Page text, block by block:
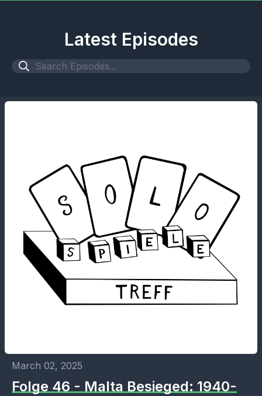
Latest Episodes
March 02, 2025
Folge 46 - Malta Besieged: 1940-